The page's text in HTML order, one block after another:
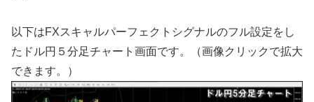
以下はFXスキャルパーフェクトシグナルのフル設定をし
たドル円５分足チャート画面です。（画像クリックで拡大
できます。）